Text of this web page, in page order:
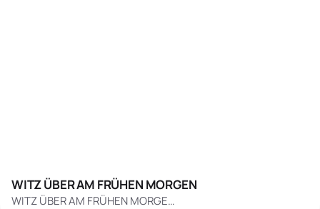
WITZ ÜBER AM FRÜHEN MORGEN
WITZ ÜBER AM FRÜHEN MORGE…